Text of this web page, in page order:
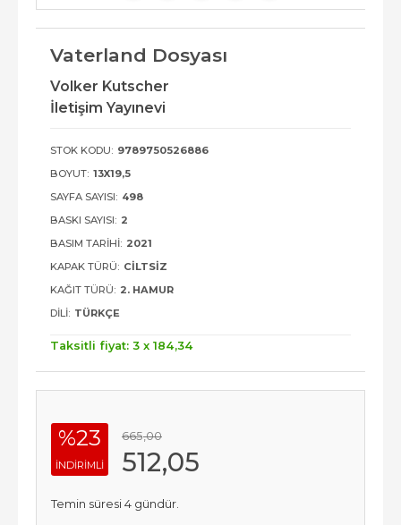
Vaterland Dosyası
Volker Kutscher
İletişim Yayınevi
STOK KODU: 9789750526886
BOYUT: 13X19,5
SAYFA SAYISI: 498
BASKI SAYISI: 2
BASIM TARIHI: 2021
KAPAK TÜRÜ: CILTSIZ
KAĞIT TÜRÜ: 2. HAMUR
DILI: TÜRKÇE
Taksitli fiyat: 3 x 184,34
%23
INDIRIMLI
665,00
512,05
Temin süresi 4 gündür.